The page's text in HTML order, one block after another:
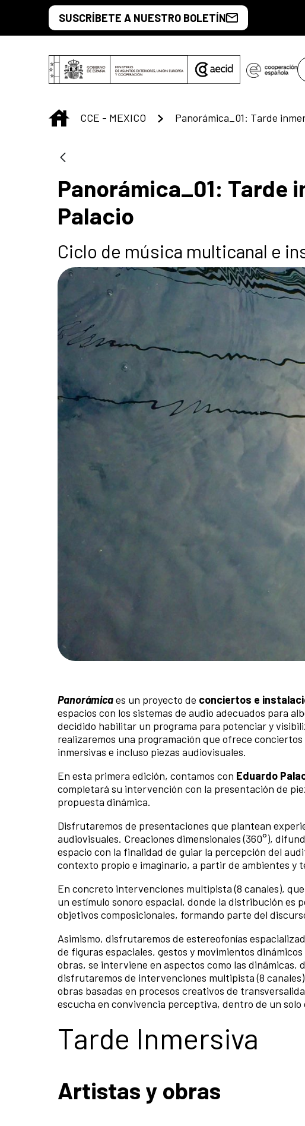
Saltar al contenido principal
SUSCRÍBETE A NUESTRO BOLETÍN
INICIO
CCE - MEXICO
Panorámica_01: Tarde
Palacio
Ciclo de música multicanal e
Panorámicaes un proyecto de conciertos e
espacios con los sistemas de audio adecuados para
decidido habilitar un programa para potenciar y
realizaremos una programación que ofrece
inmersivas e incluso piezas audiovisuales.
En esta primera edición, contamos con Eduardo
completará su intervención con la presentación de
propuesta dinámica.
Disfrutaremos de presentaciones que plantean
audiovisuales. Creaciones dimensionales (360°),
espacio con la finalidad de guiar la percepción del
contexto propio e imaginario, a partir de ambientes y
En concreto intervenciones multipista (8 canales),
un estímulo sonoro espacial, donde la distribución es
objetivos composicionales, formando parte del
Asimismo, disfrutaremos de estereofonías
de figuras espaciales, gestos y movimientos
obras, se interviene en aspectos como las
disfrutaremos de intervenciones multipista (8
obras basadas en procesos creativos de
escucha en convivencia perceptiva, dentro de un
Tarde Inmersiva
Artistas y obras